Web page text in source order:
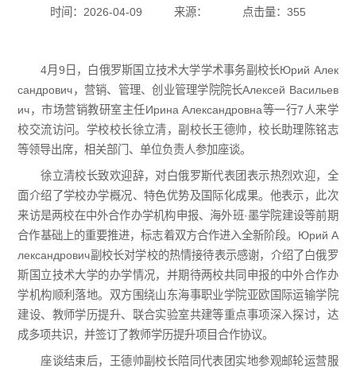
时间：2026-04-09 来源： 点击量： 355
4月9日，白俄罗斯国立技术大学学术事务副校长Юрий Алек
сандрович，营销、管理、创业管理学院院长Алексей Васильев
ич，市场营销教研室主任Ирина Александровна等一行7人来学
校交流访问。学校校长徐立清，副校长王德帅，校长助理陈铭志
等领导出席，相关部门、单位负责人参加座谈。
徐立清校长致欢迎辞，对白俄罗斯代表团表示热烈欢迎，全
面介绍了学校办学概况、特色优势及国际化成果。他表示，此次
来访是两校在中外合作办学机构申报、海外班·墨学院建设等前期
合作基础上的重要推进，标志着双方合作进入全新阶段。Юрий А
лександрович副校长对学校的热情接待表示感谢，介绍了白俄罗
斯国立技术大学的办学情况，并期待两校共同申报的中外合作办
学机构顺利落地。双方围绕山东海事职业学院亚欧国际运输学院
建设、教师学历提升、联合实验室共建等重点事项深入探讨，达
成多项共识，并签订了教师学历提升项目合作协议。
座谈结束后，王德帅副校长陪同代表团实地参观邮轮运营服